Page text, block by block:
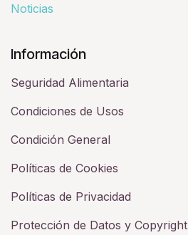
Noticias
Información
Seguridad Alimentaria
Condiciones de Usos
Condición General
Políticas de Cookies
Políticas de Privacidad
Protección de Datos y Copyright